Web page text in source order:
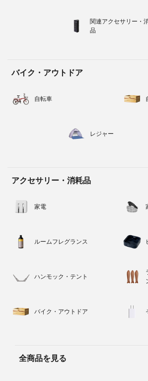
関連アクセサリー・
品
バイク・アウトドア
自転車
レジャー
アクセサリー・消耗品
家電
ルームフレグランス
ハンモック・テント
バイク・アウトドア
全商品を見る